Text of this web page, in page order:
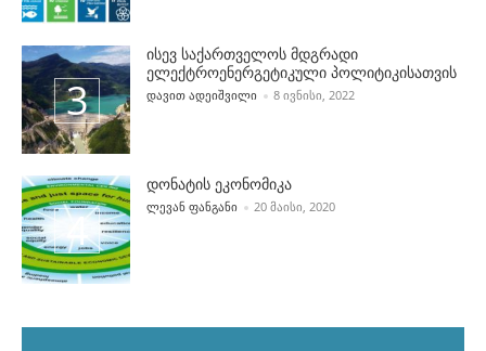
ისევ საქართველოს მდგრადი
ელექტროენერგეტიკული პოლიტიკისათვის
POSTED BY
ᲓᲐᲕᲘᲗ ᲐᲓᲔᲘᲨᲕᲘᲚᲘ 8 ᲘᲕᲜᲘᲡᲘ, 2022
დონატის ეკონომიკა
POSTED BY
ᲚᲔᲕᲐᲜ ᲤᲐᲜᲒᲐᲜᲘ 20 ᲛᲐᲘᲡᲘ, 2020